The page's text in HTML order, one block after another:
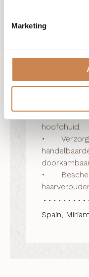
Marketing
hoofdhuid.
•	Verzorgt het haar en maakt het
•	Beschermt tegen
Spain,